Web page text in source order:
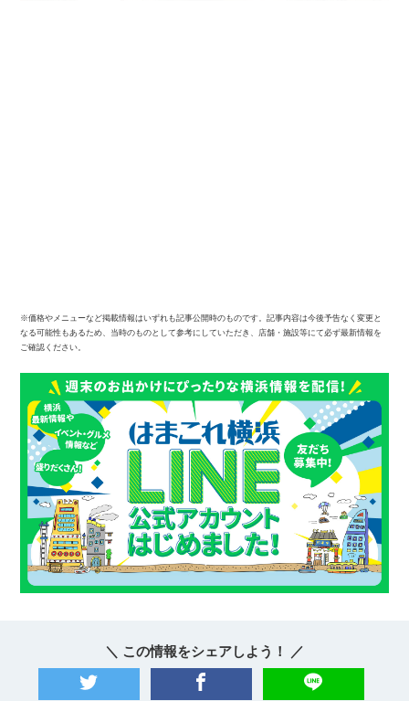
※価格やメニューなど掲載情報はいずれも記事公開時のものです。記事内容は今後予告なく変更と
なる可能性もあるため、当時のものとして参考にしていただき、店舗・施設等にて必ず最新情報を
ご確認ください。
＼ この情報をシェアしよう！ ／